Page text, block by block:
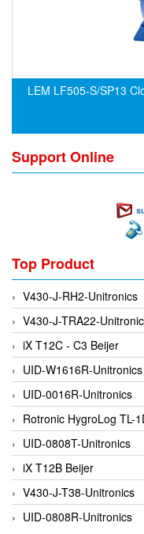
CS-Instrument
CTC
Cygnus
Dandong Huayu
Danfoss
Datalogic Vietnam
Datexel
Debron VietNam
DEIF
Delmhorst VietNam
DELTA
Delta Ohm
Delta sensor
Delta-mobrey
DEMA Engineering/
LEM LF505-S/SP13
Support Online
Top Product
V430-J-RH2-Unitronics
V430-J-TRA22-
iX T12C - C3 Beijer
UID-W1616R-Unitronics
UID-0016R-Unitronics
Rotronic HygroLog TL-
UID-0808T-Unitronics
iX T12B Beijer
V430-J-T38-Unitronics
UID-0808R-Unitronics